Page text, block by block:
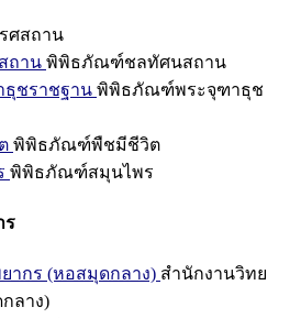
ศสถาน
ถาน พิพิธภัณฑ์ชลทัศนสถาน
ชราชฐาน พิพิธภัณฑ์พระจุฑาธุช
พิพิธภัณฑ์พืชมีชีวิต
พิพิธภัณฑ์สมุนไพร
ร
ากร (หอสมุดกลาง) สำนักงานวิทย
ลาง)